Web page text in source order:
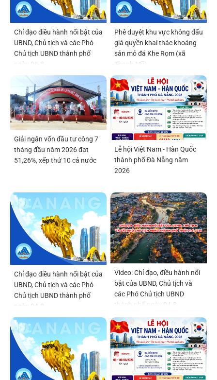
Chỉ đạo điều hành nổi bật của
UBND, Chủ tịch và các Phó
Chủ tịch UBND thành phố
ngày 05-8
Phê duyệt khu vực không đấu
giá quyền khai thác khoáng
sản mỏ đá Khe Rọm (xã
Thạnh Mỹ)
Giải ngân vốn đầu tư công 7
tháng đầu năm 2026 đạt
51,26%, xếp thứ 10 cả nước
Lễ hội Việt Nam - Hàn Quốc
thành phố Đà Nẵng năm
2026
Chỉ đạo điều hành nổi bật của
UBND, Chủ tịch và các Phó
Chủ tịch UBND thành phố
ngày 04-8
Video: Chỉ đạo, điều hành nổi
bật của UBND, Chủ tịch và
các Phó Chủ tịch UBND
thành phố ngày 04-8